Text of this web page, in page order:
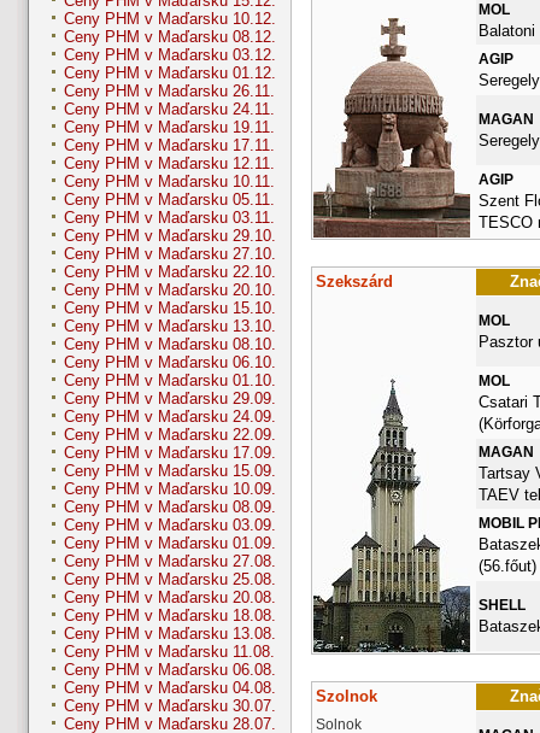
Ceny PHM v Maďarsku 10.12.
Ceny PHM v Maďarsku 08.12.
Ceny PHM v Maďarsku 03.12.
Ceny PHM v Maďarsku 01.12.
Ceny PHM v Maďarsku 26.11.
Ceny PHM v Maďarsku 24.11.
Ceny PHM v Maďarsku 19.11.
Ceny PHM v Maďarsku 17.11.
Ceny PHM v Maďarsku 12.11.
Ceny PHM v Maďarsku 10.11.
Ceny PHM v Maďarsku 05.11.
Ceny PHM v Maďarsku 03.11.
Ceny PHM v Maďarsku 29.10.
Ceny PHM v Maďarsku 27.10.
Ceny PHM v Maďarsku 22.10.
Ceny PHM v Maďarsku 20.10.
Ceny PHM v Maďarsku 15.10.
Ceny PHM v Maďarsku 13.10.
Ceny PHM v Maďarsku 08.10.
Ceny PHM v Maďarsku 06.10.
Ceny PHM v Maďarsku 01.10.
Ceny PHM v Maďarsku 29.09.
Ceny PHM v Maďarsku 24.09.
Ceny PHM v Maďarsku 22.09.
Ceny PHM v Maďarsku 17.09.
Ceny PHM v Maďarsku 15.09.
Ceny PHM v Maďarsku 10.09.
Ceny PHM v Maďarsku 08.09.
Ceny PHM v Maďarsku 03.09.
Ceny PHM v Maďarsku 01.09.
Ceny PHM v Maďarsku 27.08.
Ceny PHM v Maďarsku 25.08.
Ceny PHM v Maďarsku 20.08.
Ceny PHM v Maďarsku 18.08.
Ceny PHM v Maďarsku 13.08.
Ceny PHM v Maďarsku 11.08.
Ceny PHM v Maďarsku 06.08.
Ceny PHM v Maďarsku 04.08.
Ceny PHM v Maďarsku 30.07.
Ceny PHM v Maďarsku 28.07.
MOL
Balatoni
AGIP
MAGAN
AGIP
Szent
TESCO
Szekszárd
MOL
Pasztor
MOL
Csatari
MAGAN
Tartsay
TAEV
MOBIL
(56.főut)
SHELL
Szolnok
Solnok